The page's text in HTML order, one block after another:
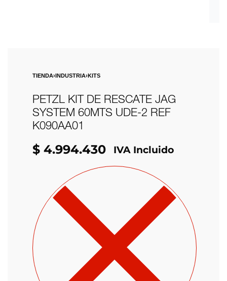
TIENDA›INDUSTRIA›KITS
PETZL KIT DE RESCATE JAG
SYSTEM 60MTS UDE-2 REF
K090AA01
$ 4.994.430 IVA Incluido